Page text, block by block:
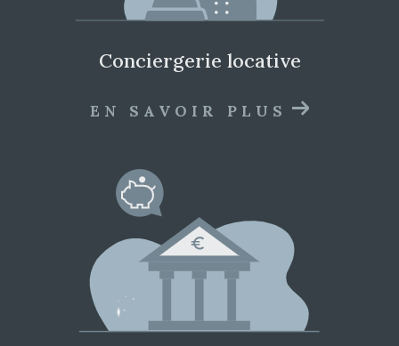
financement immobilier
Hélène Mateja, créatrice de MHM Finance &
Immo, effectue une étude sur votre capacité
'étude de votre situation financière
une offre adaptée vous est soumise.
conciergerie locative
EN SAVOIR PLUS